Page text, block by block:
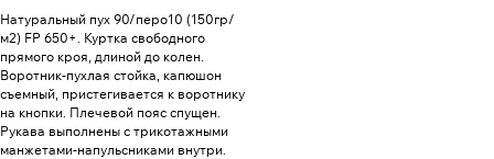
Натуральный пух 90/перо10 (150гр/
м2) FP 650+. Куртка свободного
прямого кроя, длиной до колен.
Воротник-пухлая стойка, капюшон
съемный, пристегивается к воротнику
на кнопки. Плечевой пояс спущен.
Рукава выполнены с трикотажными
манжетами-напульсниками внутри.